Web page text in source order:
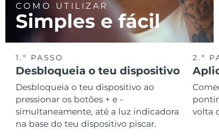
COMO UTILIZAR
Simples e fácil
1.º PASSO
Desbloqueia o teu dispositivo
Desbloqueia o teu dispositivo ao
pressionar os botões + e -
simultaneamente, até a luz indicadora
na base do teu dispositivo piscar.
2.º
volta